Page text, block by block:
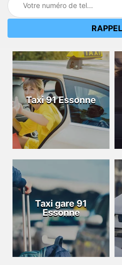
Taxi 91 Essonne
Taxi gare 91
Essonne